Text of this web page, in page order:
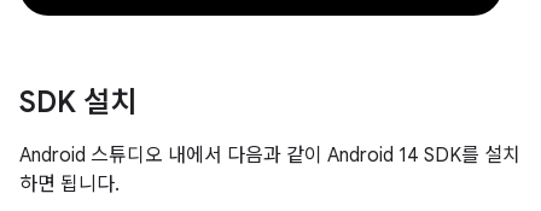
SDK 설치
Android 스튜디오 내에서 다음과 같이 Android 14 SDK를 설치
하면 됩니다.